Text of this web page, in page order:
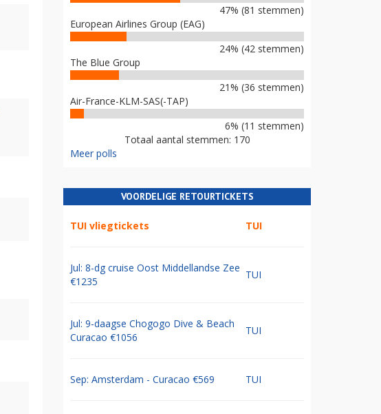
47% (81 stemmen)
European Airlines Group (EAG)
24% (42 stemmen)
The Blue Group
21% (36 stemmen)
Air-France-KLM-SAS(-TAP)
6% (11 stemmen)
Totaal aantal stemmen: 170
Meer polls
VOORDELIGE RETOURTICKETS
TUI vliegtickets TUI
Jul: 8-dg cruise Oost Middellandse Zee
€1235
TUI
Jul: 9-daagse Chogogo Dive & Beach
Curacao €1056
TUI
Sep: Amsterdam - Curacao €569 TUI